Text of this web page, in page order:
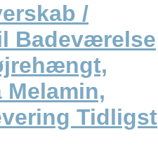
/
Badeværelse
Melamin,
Tidligst